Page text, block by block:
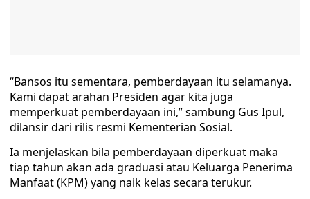
“Bansos itu sementara, pemberdayaan itu selamanya.
Kami dapat arahan Presiden agar kita juga
memperkuat pemberdayaan ini,” sambung Gus Ipul,
dilansir dari rilis resmi Kementerian Sosial.
Ia menjelaskan bila pemberdayaan diperkuat maka
tiap tahun akan ada graduasi atau Keluarga Penerima
Manfaat (KPM) yang naik kelas secara terukur.